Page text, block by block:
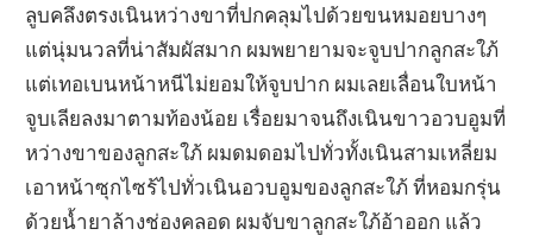
ลูบคลึงตรงเนินหว่างขาที่ปกคลุมไปด้วยขนหมอยบางๆ
แต่นุ่มนวลที่น่าสัมผัสมาก ผมพยายามจะจูบปากลูกสะใภ้
แต่เทอเบนหน้าหนีไม่ยอมให้จูบปาก ผมเลยเลื่อนใบหน้า
จูบเลียลงมาตามท้องน้อย เรื่อยมาจนถึงเนินขาวอวบอูมที่
หว่างขาของลูกสะใภ้ ผมดมดอมไปทั่วทั้งเนินสามเหลี่ยม
เอาหน้าซุกไซร้ไปทั่วเนินอวบอูมของลูกสะใภ้ ที่หอมกรุ่น
ด้วยน้ำยาล้างช่องคลอด ผมจับขาลูกสะใภ้อ้าออก แล้ว